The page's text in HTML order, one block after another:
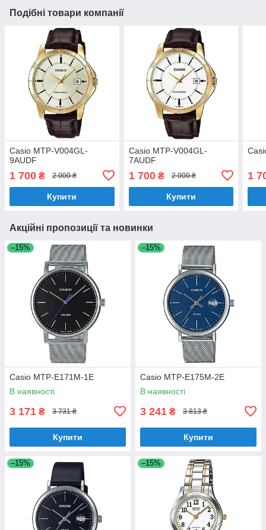
Подібні товари компанії
Casio MTP-V004GL-
9AUDF
1 700 ₴ 2 000 ₴
Купити
Casio MTP-V004GL-
7AUDF
1 700₴ 2 000 ₴
Купити
1
Акційні пропозиції та новинки
–15%
Casio MTP-E171M-1E
В наявності
3 171 ₴ 3 731 ₴
Купити
–15%
Casio MTP-E175M-2E
В наявності
3 241 ₴ 3 813 ₴
Купити
–15% –15%